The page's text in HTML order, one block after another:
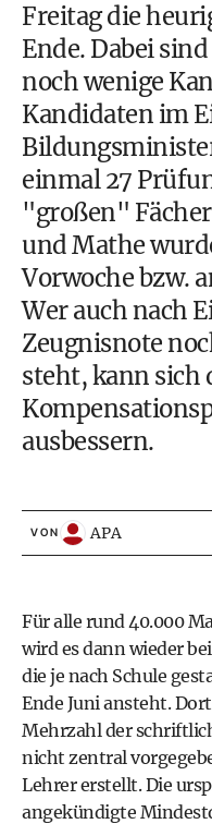
Freitag die
Ende. Dabei
noch wenige
Kandidaten im
einmal 27
"großen"
und Mathe
Vorwoche bzw.
Wer auch nach
Zeugnisnote
steht, kann sich
ausbessern.
VON APA
Für alle rund 40.000
wird es dann wieder
die je nach Schule
Ende Juni ansteht.
Mehrzahl der
nicht zentral
Lehrer erstellt. Die
angekündigte